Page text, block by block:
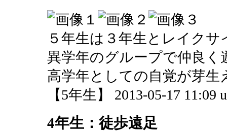
５年生は３年生とレイク
異学年のグループで仲良
高学年としての自覚が芽
【5年生】 2013-05-17 11:09
4年生：徒歩遠足